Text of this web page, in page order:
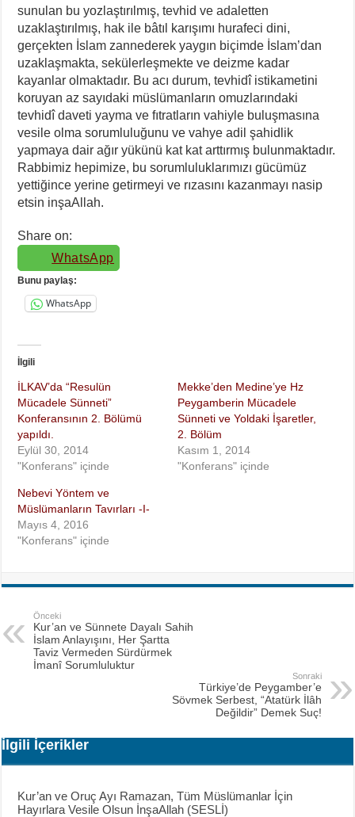
sunulan bu yozlaştırılmış, tevhid ve adaletten
uzaklaştırılmış, hak ile bâtıl karışımı hurafeci dini,
gerçekten İslam zannederek yaygın biçimde İslam’dan
uzaklaşmakta, sekülerleşmekte ve deizme kadar
kayanlar olmaktadır. Bu acı durum, tevhidî istikametini
koruyan az sayıdaki müslümanların omuzlarındaki
tevhidî daveti yayma ve fıtratların vahiyle buluşmasına
vesile olma sorumluluğunu ve vahye adil şahidlik
yapmaya dair ağır yükünü kat kat arttırmış bulunmaktadır.
Rabbimiz hepimize, bu sorumluluklarımızı gücümüz
yettiğince yerine getirmeyi ve rızasını kazanmayı nasip
etsin inşaAllah.
Share on:
WhatsApp
Bunu paylaş:
WhatsApp
İlgili
İLKAV’da “Resulün
Mücadele Sünneti”
Konferansının 2. Bölümü
yapıldı.
Eylül 30, 2014
"Konferans" içinde
Mekke’den Medine’ye Hz
Peygamberin Mücadele
Sünneti ve Yoldaki İşaretler,
2. Bölüm
Kasım 1, 2014
"Konferans" içinde
Nebevi Yöntem ve
Müslümanların Tavırları -I-
Mayıs 4, 2016
"Konferans" içinde
Önceki
Kur’an ve Sünnete Dayalı Sahih
İslam Anlayışını, Her Şartta
Taviz Vermeden Sürdürmek
İmanî Sorumluluktur
Sonraki
Türkiye’de Peygamber’e
Sövmek Serbest, “Atatürk İlâh
Değildir” Demek Suç!
İlgili İçerikler
Kur’an ve Oruç Ayı Ramazan, Tüm Müslümanlar İçin
Hayırlara Vesile Olsun İnşaAllah (SESLİ)